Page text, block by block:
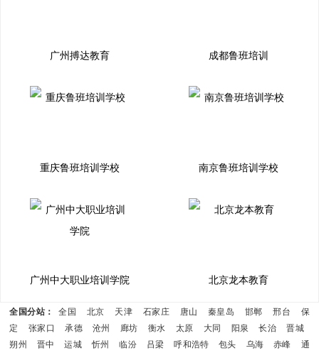
广州搏达教育 成都鲁班培训
重庆鲁班培训学校 南京鲁班培训学校
广州中大职业培训学院 北京龙本教育
全国分站： 全国 北京 天津 石家庄 唐山 秦皇岛 邯郸 邢台
保
定
张家口 承德 沧州 廊坊 衡水 太原 大同 阳泉 长治
晋城
朔州
晋中 运城 忻州 临汾 吕梁 呼和浩特 包头 乌海 赤峰
通